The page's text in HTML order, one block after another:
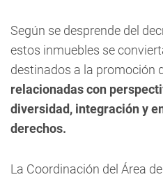
Según se desprende del
estos inmuebles se
destinados a la promoción
relacionadas con
diversidad, integración y
derechos.
La Coordinación del Área